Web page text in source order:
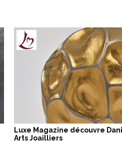
Luxe Magazine découvre
Arts Joailliers